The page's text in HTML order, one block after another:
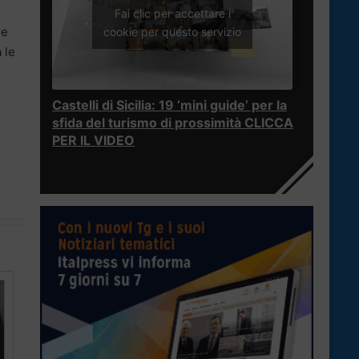
le
Fai clic per accettare i
cookie per questo servizio
Castelli di Sicilia: 19 ‘mini guide’ per la
sfida del turismo di prossimità CLICCA
PER IL VIDEO